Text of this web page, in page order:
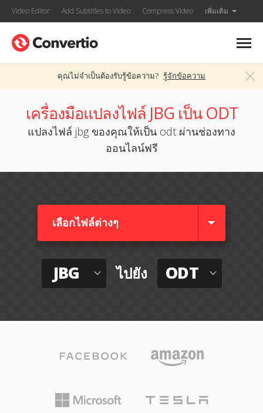
Video Editor Add Subtitles to Video Compress Video เพิ่มเติม
คุณไม่จำเป็นต้องรับรู้ข้อความ? รู้จักข้อความ
เครื่องมือแปลงไฟล์ JBG เป็น ODT
แปลงไฟล์ jbg ของคุณให้เป็น odt ผ่านช่องทาง
ออนไลน์ฟรี
เลือกไฟล์ต่างๆ​
JBG ไปยัง ODT